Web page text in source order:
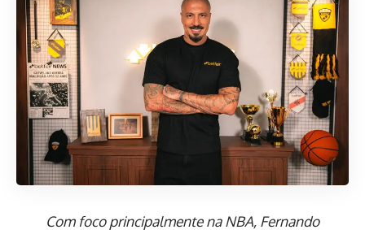
Com foco principalmente na NBA, Fernando